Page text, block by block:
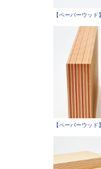
【ペーパーウッ
【ペーパーウッド